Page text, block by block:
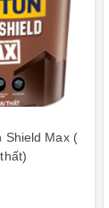
Shield Max (